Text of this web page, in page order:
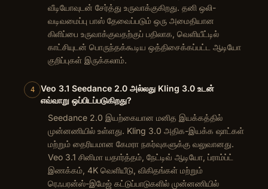
வீடியோவுடன் சேர்த்து உருவாக்குகிறது. தனி ஒலி-
வடிவமைப்பு பாஸ் தேவைப்படும் ஒரு அமைதியான
கிளிப்பை உருவாக்குவதற்குப் பதிலாக, வெளியீட்டில்
காட்சியுடன் பொருந்தக்கூடிய ஒத்திசைக்கப்பட்ட ஆடியோ
குறிப்புகள் இருக்கலாம்.
4
Veo 3.1 Seedance 2.0 அல்லது Kling 3.0 உடன்
எவ்வாறு ஒப்பிடப்படுகிறது?
Seedance 2.0 இயற்கையான மனித இயக்கத்தில்
முன்னணியில் உள்ளது. Kling 3.0 அதிக-இயக்க ஷாட்கள்
மற்றும் தைரியமான கேமரா நகர்வுகளுக்கு வலுவானது.
Veo 3.1 சினிமா யதார்த்தம், நேட்டிவ் ஆடியோ, ப்ராம்ப்ட்
இணக்கம், 4K வெளியீடு, விகிதங்கள் மற்றும்
ரெஃபரன்ஸ்-இமேஜ் கட்டுப்பாடுகளில் முன்னணியில்